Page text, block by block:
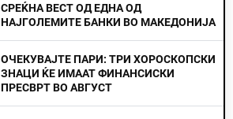
СРЕЌНА ВЕСТ ОД ЕДНА ОД
НАЈГОЛЕМИТЕ БАНКИ ВО МАКЕДОНИЈА
ОЧЕКУВАЈТЕ ПАРИ: ТРИ ХОРОСКОПСКИ
ЗНАЦИ ЌЕ ИМААТ ФИНАНСИСКИ
ПРЕСВРТ ВО АВГУСТ